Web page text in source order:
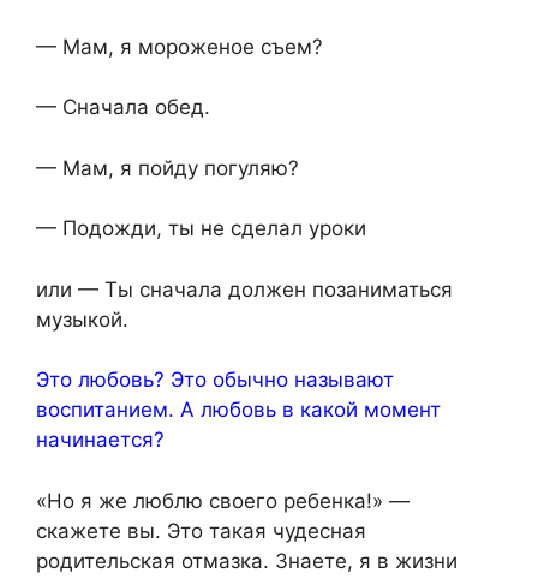
— Мам, я мороженое съем?
— Сначала обед.
— Мам, я пойду погуляю?
— Подожди, ты не сделал уроки
или — Ты сначала должен позаниматься
музыкой.
Это любовь? Это обычно называют
воспитанием. А любовь в какой момент
начинается?
«Но я же люблю своего ребенка!» —
скажете вы. Это такая чудесная
родительская отмазка. Знаете, я в жизни